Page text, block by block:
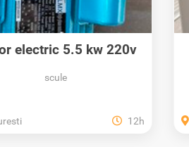
electric 5.5 kw 220v
scule
12h